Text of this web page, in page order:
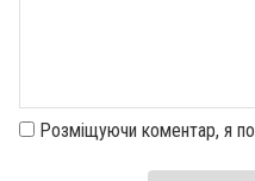
Розміщуючи коментар, я